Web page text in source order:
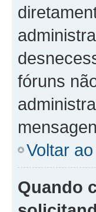
fóruns
Voltar
Quando